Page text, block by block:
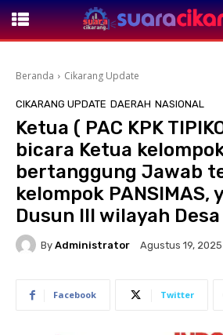
Beranda Cikarang Update
CIKARANG UPDATE DAERAH NASIONAL
Ketua ( PAC KPK
bicara Ketua
bertanggung Jawab
kelompok PANSIMAS,
Dusun III wilayah
By Administrator Agustus 19, 2025
Facebook Twitter